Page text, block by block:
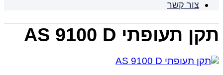
צור קשר
תקן תעופתי AS 9100 D